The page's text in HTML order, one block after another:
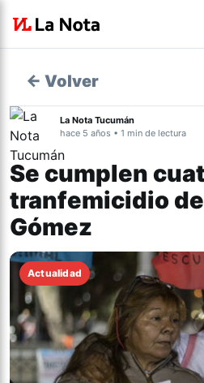
← Volver
La Nota Tucumán
hace 5 años • 1 min de lectura
Se cumplen
tranfemicidio
Gómez
Actualidad